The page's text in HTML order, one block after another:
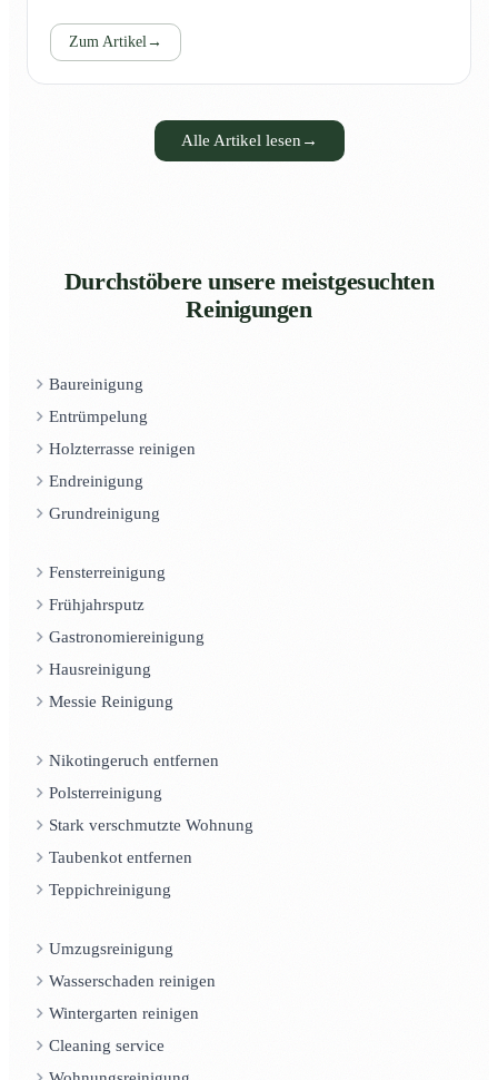
Zum Artikel →
Alle Artikel lesen →
Durchstöbere unsere meistgesuchten
Reinigungen
Baureinigung
Entrümpelung
Holzterrasse reinigen
Endreinigung
Grundreinigung
Fensterreinigung
Frühjahrsputz
Gastronomiereinigung
Hausreinigung
Messie Reinigung
Nikotingeruch entfernen
Polsterreinigung
Stark verschmutzte Wohnung
Taubenkot entfernen
Teppichreinigung
Umzugsreinigung
Wasserschaden reinigen
Wintergarten reinigen
Cleaning service